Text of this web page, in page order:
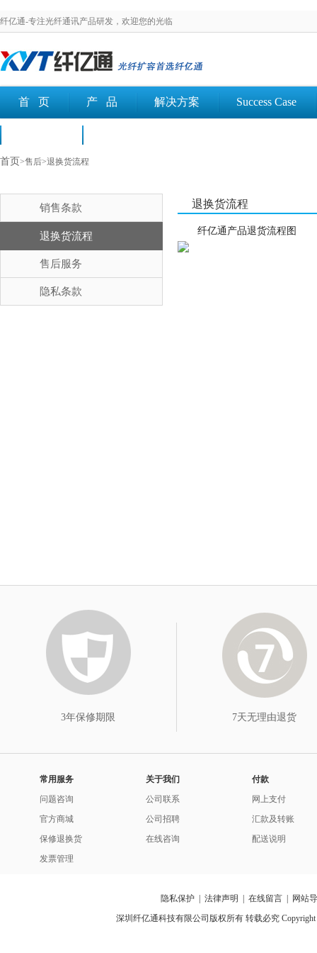
纤亿通-专注光纤通讯产品研发，欢迎您的光临
首 页 产 品 解决方案 Success Case
首页 >售后>退换货流程
销售条款
退换货流程
售后服务
隐私条款
退换货流程
纤亿通产品退货流程图
3年保修期限 7天无理由退货
常用服务
问题咨询
官方商城
保修退换货
发票管理
关于我们
公司联系
公司招聘
在线咨询
付款
网上支付
汇款及转账
配送说明
隐私保护 法律声明 在线留言
网站
深圳纤亿通科技有限公司版权所有 转载必究